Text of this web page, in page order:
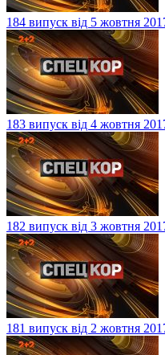
184 випуск від 5 жовтня
183 випуск від 4 жовтня
182 випуск від 3 жовтня
181 випуск від 2 жовтня